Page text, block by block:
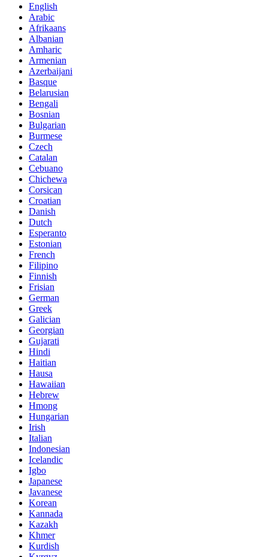
English
Arabic
Afrikaans
Albanian
Amharic
Armenian
Azerbaijani
Basque
Belarusian
Bengali
Bosnian
Bulgarian
Burmese
Czech
Catalan
Cebuano
Chichewa
Corsican
Croatian
Danish
Dutch
Esperanto
Estonian
French
Filipino
Finnish
Frisian
German
Greek
Galician
Georgian
Gujarati
Hindi
Haitian
Hausa
Hawaiian
Hebrew
Hmong
Hungarian
Irish
Italian
Indonesian
Icelandic
Igbo
Japanese
Javanese
Korean
Kannada
Kazakh
Khmer
Kurdish